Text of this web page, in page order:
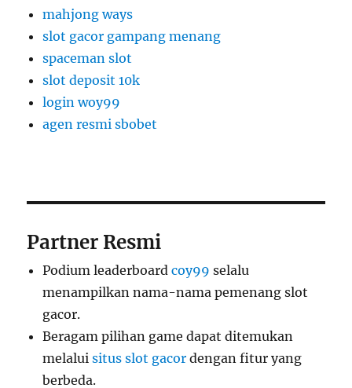
mahjong ways
slot gacor gampang menang
spaceman slot
slot deposit 10k
login woy99
agen resmi sbobet
Partner Resmi
Podium leaderboardcoy99 selalu
menampilkan nama-nama pemenang slot
gacor.
Beragam pilihan game dapat ditemukan
melaluisitus slot gacor dengan fitur yang
berbeda.